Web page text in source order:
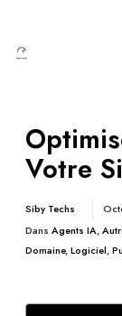
Votre
Siby Techs
Dans Agents IA,
Domaine,Logiciel,